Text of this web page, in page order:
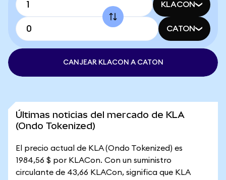
KLACON
CATON
CANJEAR KLACON A CATON
Últimas noticias del mercado de KLA
(Ondo Tokenized)
El precio actual de KLA (Ondo Tokenized) es
1984,56 $ por KLACon. Con un suministro
circulante de 43,66 KLACon, significa que KLA